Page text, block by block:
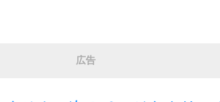
広告